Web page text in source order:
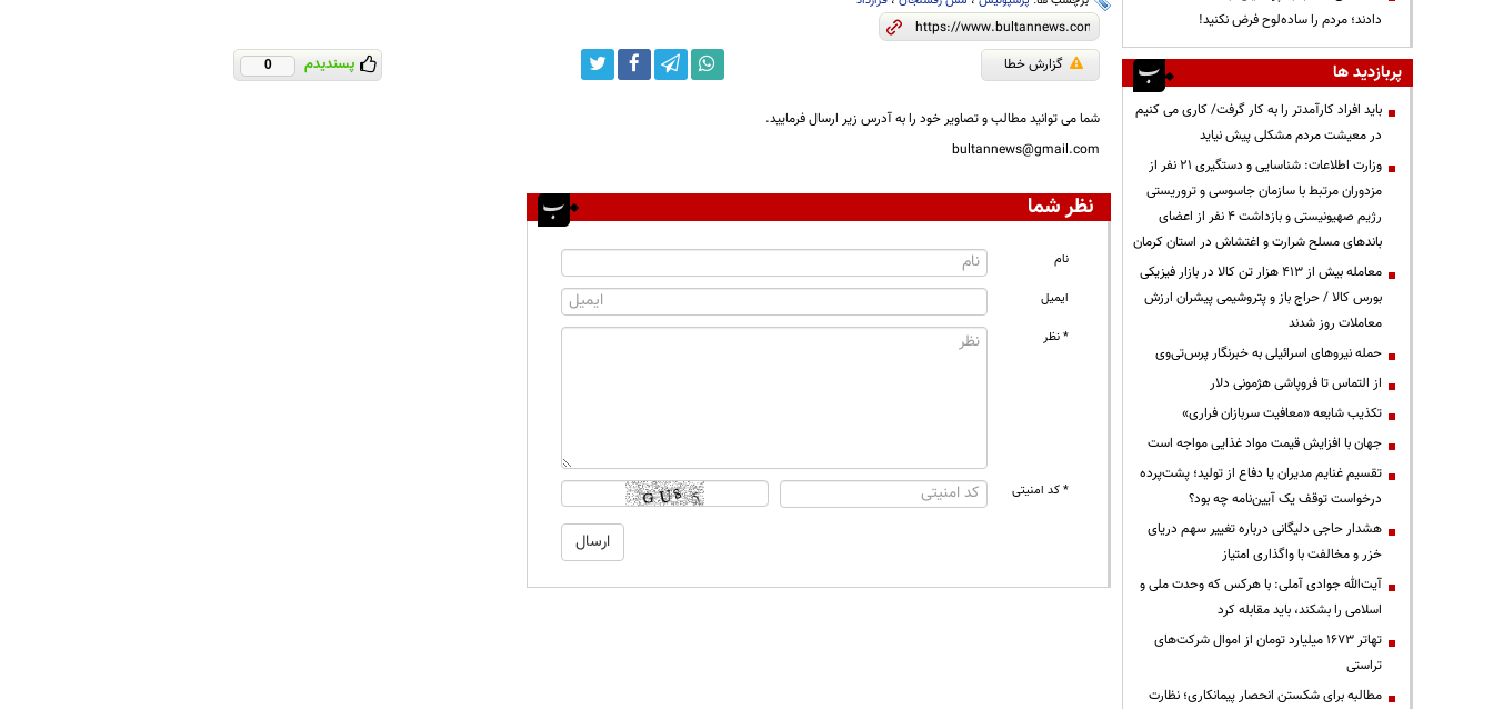
گزارش خطا پسندیدم 0
شما می توانید مطالب و تصاویر خود را به آدرس زیر ارسال فرمایید.
bultannews@gmail.com
نظر شما
نام
ایمیل
* نظر
* کد امنیتی
دادند؛ مردم را ساده‌لوح فرض نکنید!
پربازدید ها
باید افراد کارآمدتر را به کار گرفت/ کاری می کنیم
در معیشت مردم مشکلی پیش نیاید
وزارت اطلاعات: شناسایی و دستگیری ۲۱ نفر از
مزدوران مرتبط با سازمان جاسوسی و تروریستی
رژیم صهیونیستی و بازداشت ۴ نفر از اعضای
باندهای مسلح شرارت و اغتشاش در استان کرمان
معامله بیش از ۴۱۳ هزار تن کالا در بازار فیزیکی
بورس کالا / حراج باز و پتروشیمی پیشران ارزش
معاملات روز شدند
حمله نیروهای اسرائیلی به خبرنگار پرس‌تی‌وی
از التماس تا فروپاشی هژمونی دلار
تکذیب شایعه «معافیت سربازان فراری»
جهان با افزایش قیمت مواد غذایی مواجه است
تقسیم غنایم مدیران یا دفاع از تولید؛ پشت‌پرده
درخواست توقف یک آیین‌نامه چه بود؟
هشدار حاجی دلیگانی درباره تغییر سهم دریای
خزر و مخالفت با واگذاری امتیاز
آیت‌الله جوادی آملی: با هرکس که وحدت ملی و
اسلامی را بشکند، باید مقابله کرد
تهاتر ۱۶۷۳ میلیارد تومان از اموال شرکت‌های
تراستی
مطالبه برای شکستن انحصار پیمانکاری؛ نظارت